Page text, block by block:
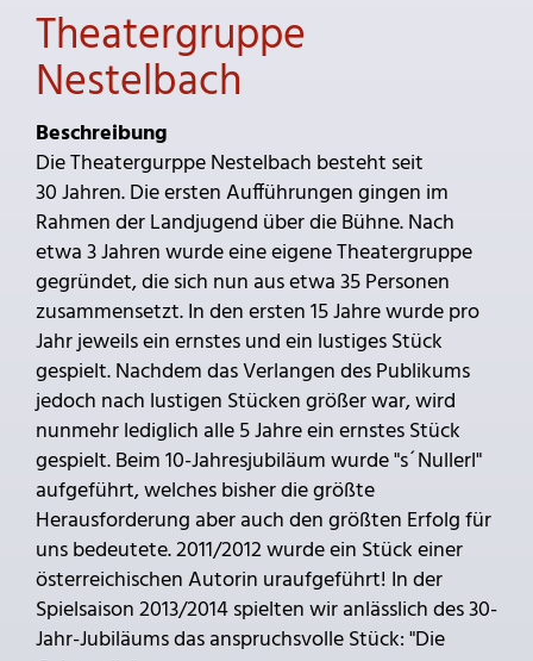
Theatergruppe
Nestelbach
Beschreibung
Die Theatergurppe Nestelbach besteht seit
30 Jahren. Die ersten Aufführungen gingen im
Rahmen der Landjugend über die Bühne. Nach
etwa 3 Jahren wurde eine eigene Theatergruppe
gegründet, die sich nun aus etwa 35 Personen
zusammensetzt. In den ersten 15 Jahre wurde pro
Jahr jeweils ein ernstes und ein lustiges Stück
gespielt. Nachdem das Verlangen des Publikums
jedoch nach lustigen Stücken größer war, wird
nunmehr lediglich alle 5 Jahre ein ernstes Stück
gespielt. Beim 10-Jahresjubiläum wurde "s´Nullerl"
aufgeführt, welches bisher die größte
Herausforderung aber auch den größten Erfolg für
uns bedeutete. 2011/2012 wurde ein Stück einer
österreichischen Autorin uraufgeführt! In der
Spielsaison 2013/2014 spielten wir anlässlich des 30-
Jahr-Jubiläums das anspruchsvolle Stück: "Die